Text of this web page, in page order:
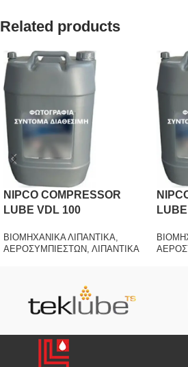
Related products
NIPCO COMPRESSOR
LUBE VDL 100
ΒΙΟΜΗΧΑΝΙΚΑ ΛΙΠΑΝΤΙΚΑ,
ΑΕΡΟΣΥΜΠΙΕΣΤΩΝ, ΛΙΠΑΝΤΙΚΑ